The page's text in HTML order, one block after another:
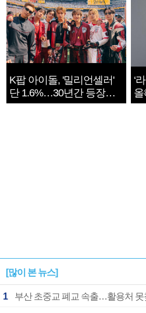
K팝 아이돌, '밀리언셀러'
단 1.6%…30년간 등장
1182개팀 전수조사
‘
올
확
[많이 본 뉴스]
1 부산 초중교 폐교 속출…활용처 못